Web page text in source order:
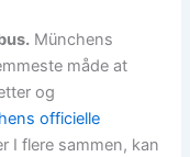
Münchens
måde at
og
officielle
I flere sammen, kan